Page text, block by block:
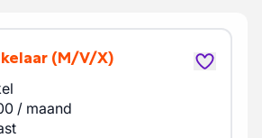
(M/V/X)
/ maand